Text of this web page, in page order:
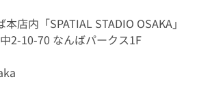
店内「SPATIAL STADIO OSAKA」
2-10-70 なんばパークス1F